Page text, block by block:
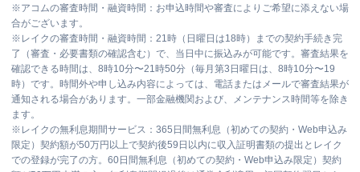
※アコムの審査時間・融資時間：お申込時間や審査によりご希望に添えない場
合がございます。
※ レイクの審査時間・融資時間：21時（日曜日は18時）までの契約手続き完
了（審査・必要書類の確認含む）で、当日中に振込みが可能です。審査結果を
確認できる時間は、8時10分〜21時50分（毎月第3日曜日は、8時10分〜19
時）です。時間外や申し込み内容によっては、電話またはメールで審査結果が
通知される場合があります。一部金融機関および、メンテナンス時間等を除き
ます。
※ レイクの無利息期間サービス：365日間無利息（初めての契約・Web申込み
限定）契約額が50万円以上で契約後59日以内に収入証明書類の提出とレイク
での登録が完了の方。60日間無利息（初めての契約・Web申込み限定）契約